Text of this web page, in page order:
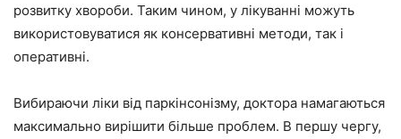
розвитку хвороби. Таким чином, у лікуванні можуть
використовуватися як консервативні методи, так і
оперативні.
Вибираючи ліки від паркінсонізму, доктора намагаються
максимально вирішити більше проблем. В першу чергу,